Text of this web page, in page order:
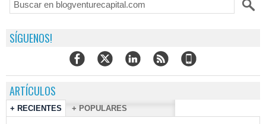
SÍGUENOS!
ARTÍCULOS
+ RECIENTES + POPULARES